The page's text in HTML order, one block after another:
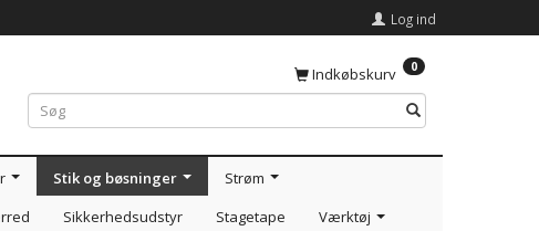
Log ind
Indkøbskurv 0
Stik og bøsninger
Strøm
Sikkerhedsudstyr Stagetape
Værktøj